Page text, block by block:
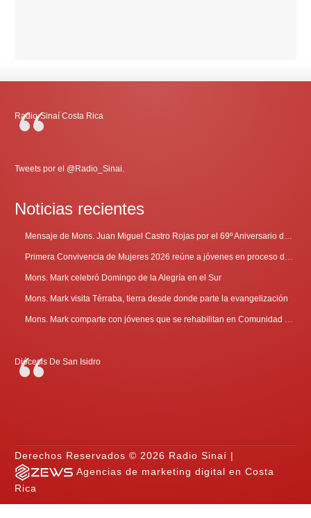
Radio-Sinaí Costa Rica
Tweets por el @Radio_Sinai.
Noticias recientes
Mons. Mark celebró Domingo de la Alegría en el Sur
Mons. Mark visita Térraba, tierra desde donde parte la evangelización
Diócesis De San Isidro
Derechos Reservados © 2026 Radio Sinaí |
Agencias de marketing digital en Costa
Rica